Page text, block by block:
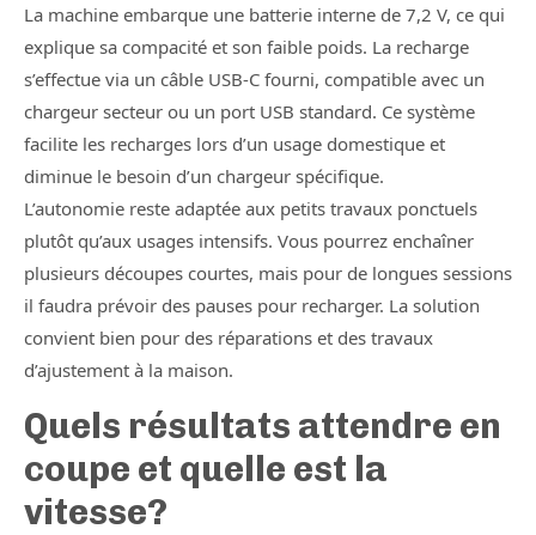
La machine embarque une batterie interne de 7,2 V, ce qui
explique sa compacité et son faible poids. La recharge
s’effectue via un câble USB-C fourni, compatible avec un
chargeur secteur ou un port USB standard. Ce système
facilite les recharges lors d’un usage domestique et
diminue le besoin d’un chargeur spécifique.
L’autonomie reste adaptée aux petits travaux ponctuels
plutôt qu’aux usages intensifs. Vous pourrez enchaîner
plusieurs découpes courtes, mais pour de longues sessions
il faudra prévoir des pauses pour recharger. La solution
convient bien pour des réparations et des travaux
d’ajustement à la maison.
Quels résultats attendre en
coupe et quelle est la
vitesse?